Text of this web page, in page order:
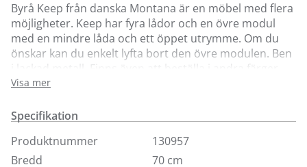
Byrå Keep från danska Montana är en möbel med flera
möjligheter. Keep har fyra lådor och en övre modul
med en mindre låda och ett öppet utrymme. Om du
önskar kan du enkelt lyfta bort den övre modulen. Ben
i lackad metall. Finns även att beställa i andra färger
samt med sockel eller hjul
Byrån Keep passar lika bra i sovrummet som i hallen
eller vardagsrummet.
Montana visas endast i vår butik i Täby.
Visa mer
Specifikation
Produktnummer
130957
Bredd
70 cm